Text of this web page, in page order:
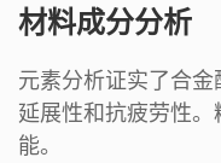
材料成分分析
元素分析证实了合金
延展性和抗疲劳性
能。